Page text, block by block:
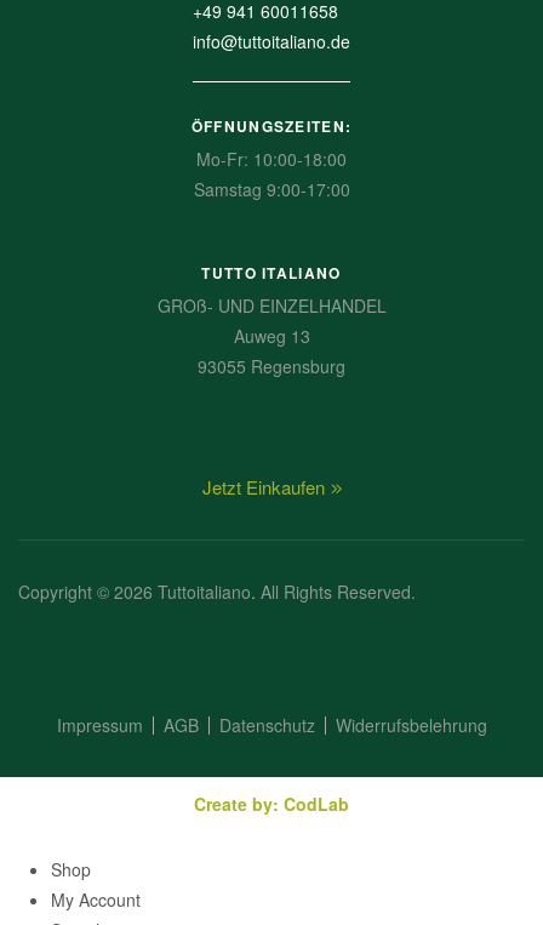
+49 941 60011658
info@tuttoitaliano.de
ÖFFNUNGSZEITEN:
Mo-Fr: 10:00-18:00
Samstag 9:00-17:00
TUTTO ITALIANO
GROß- UND EINZELHANDEL
Auweg 13
93055 Regensburg
Jetzt Einkaufen
Copyright © 2026 Tuttoitaliano. All Rights Reserved.
Impressum AGB Datenschutz Widerrufsbelehrung
Create by: CodLab
Shop
My Account